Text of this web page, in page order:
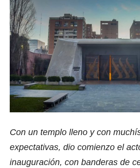
Con un templo lleno y con
expectativas, dio comienzo el
inauguración, con banderas de